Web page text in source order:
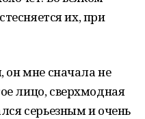
их, при
он мне сначала не
лицо, сверхмодная
серьезным и очень